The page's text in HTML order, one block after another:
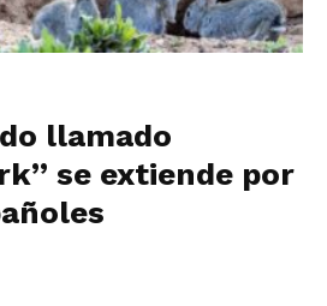
llamado
se extiende por